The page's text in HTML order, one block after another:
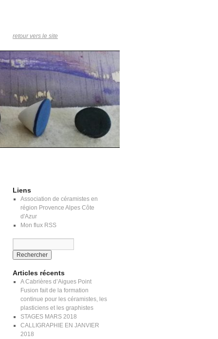
retour vers le site
Liens
Association de céramistes en
région Provence Alpes Côte
d'Azur
Mon flux RSS
Articles récents
A Cabrières d’Aigues Point
Fusion fait de la formation
continue pour les céramistes, les
plasticiens et les graphistes
STAGES MARS 2018
CALLIGRAPHIE EN JANVIER
2018